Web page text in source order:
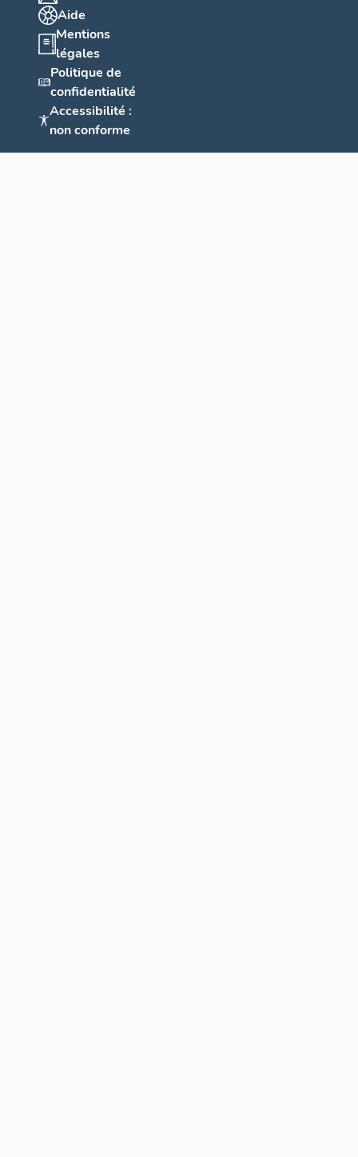
Aide
Mentions
légales
Politique de
confidentialité
Accessibilité :
non conforme